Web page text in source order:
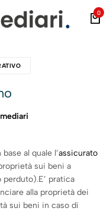
0
al quale l’assicurato
sui beni a
pratica
alla proprietà dei
sui beni in caso di